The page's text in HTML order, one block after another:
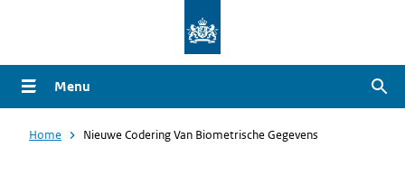
naar
de
gaan
Menu
Home Nieuwe Codering Van Biometrische Gegevens